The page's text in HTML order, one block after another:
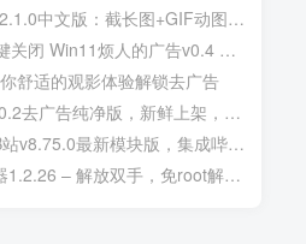
中文版：截长图+GIF动图二合一免费神器
闭 Win11烦人的广告v0.4 汉化版
舒适的观影体验解锁去广告
告纯净版，新鲜上架，热门漫画全部免费阅读
新模块版，集成哔哩漫游解锁番剧限制，可看4K画质！
– 解放双手，免root解锁会员版！